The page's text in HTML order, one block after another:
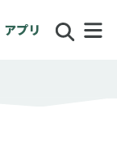
アプリ